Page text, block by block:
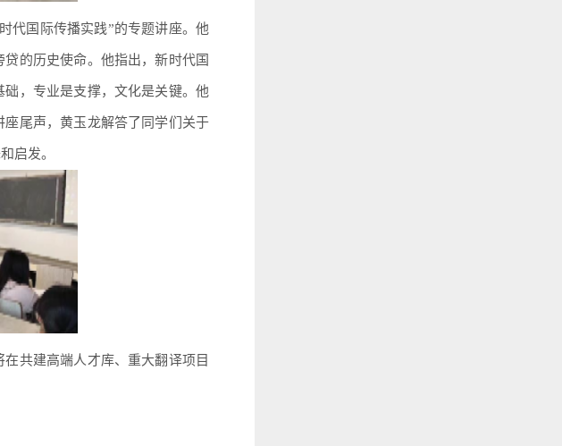
代国际传播实践”的专题讲座。他
的历史使命。他指出，新时代国
，专业是支撑，文化是关键。他
尾声，黄玉龙解答了同学们关于
启发。
共建高端人才库、重大翻译项目